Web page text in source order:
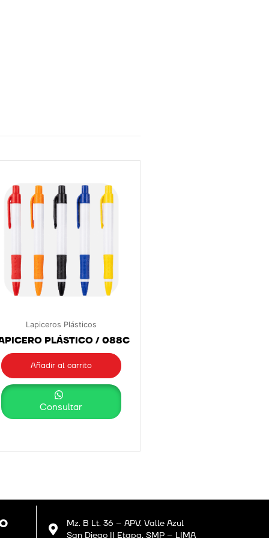
Lapiceros Plásticos
PLÁSTICO / 088C
Añadir al carrito
Consultar
Mz. B Lt. 36 – APV. Valle Azul
San Diego II Etapa, SMP – LIMA